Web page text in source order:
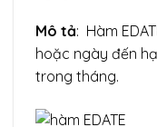
Mô tả: Hàm
hoặc ngày đến
trong tháng.